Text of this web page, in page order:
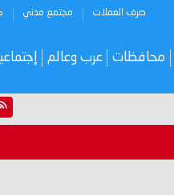
صرف العملات مجتمع مدني
محافظات عرب وعالم